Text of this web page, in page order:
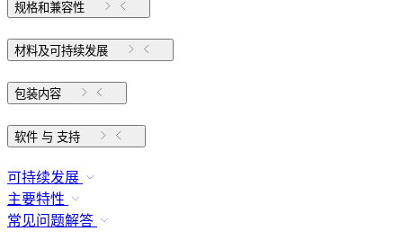
规格和兼容性
材料及可持续发展
包装内容
软件 与 支持
可持续发展
主要特性
常见问题解答